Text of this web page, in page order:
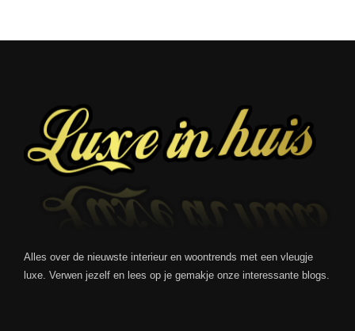
Alles over de nieuwste interieur en woontrends met een vleugje
luxe. Verwen jezelf en lees op je gemakje onze interessante blogs.